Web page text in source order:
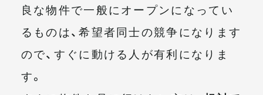
良な物件で一般にオープンになってい
るものは、希望者同士の競争になります
ので、すぐに動ける人が有利になりま
す。